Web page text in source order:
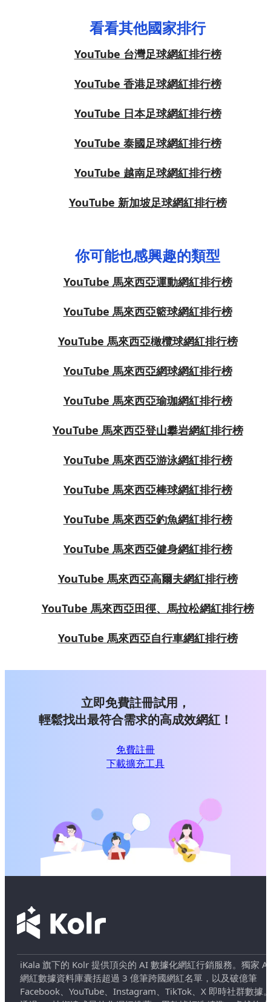
看看其他國家排行
YouTube 台灣足球網紅排行榜
YouTube 香港足球網紅排行榜
YouTube 日本足球網紅排行榜
YouTube 泰國足球網紅排行榜
YouTube 越南足球網紅排行榜
YouTube 新加坡足球網紅排行榜
你可能也感興趣的類型
YouTube 馬來西亞運動網紅排行榜
YouTube 馬來西亞籃球網紅排行榜
YouTube 馬來西亞橄欖球網紅排行榜
YouTube 馬來西亞網球網紅排行榜
YouTube 馬來西亞瑜珈網紅排行榜
YouTube 馬來西亞登山攀岩網紅排行榜
YouTube 馬來西亞游泳網紅排行榜
YouTube 馬來西亞棒球網紅排行榜
YouTube 馬來西亞釣魚網紅排行榜
YouTube 馬來西亞健身網紅排行榜
YouTube 馬來西亞高爾夫網紅排行榜
YouTube 馬來西亞田徑、馬拉松網紅排行榜
YouTube 馬來西亞自行車網紅排行榜
立即免費註冊試用，
輕鬆找出最符合需求的高成效網紅！
免費註冊
下載擴充工具
iKala 旗下的 Kolr 提供頂尖的 AI 數據化網紅行銷服務。獨家 AI
網紅數據資料庫囊括超過 3 億筆跨國網紅名單，以及破億筆
Facebook、YouTube、Instagram、TikTok、X 即時社群數據